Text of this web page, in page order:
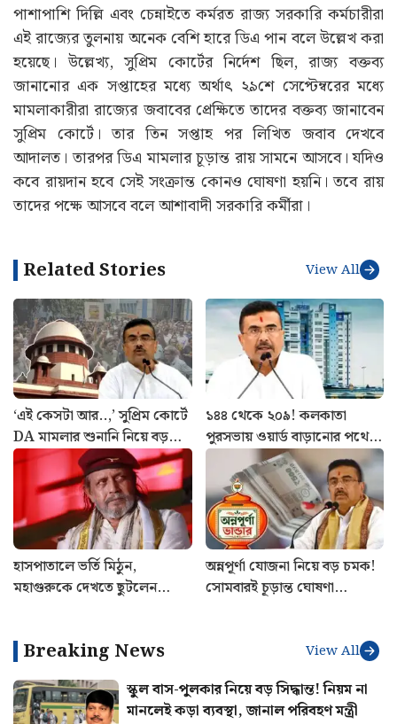
পাশাপাশি দিল্লি এবং চেন্নাইতে কর্মরত রাজ্য সরকারি কর্মচারীরা
এই রাজ্যের তুলনায় অনেক বেশি হারে ডিএ পান বলে উল্লেখ করা
হয়েছে। উল্লেখ্য, সুপ্রিম কোর্টের নির্দেশ ছিল, রাজ্য বক্তব্য
জানানোর এক সপ্তাহের মধ্যে অর্থাৎ ২৯শে সেপ্টেম্বরের মধ্যে
মামলাকারীরা রাজ্যের জবাবের প্রেক্ষিতে তাদের বক্তব্য জানাবেন
সুপ্রিম কোর্টে। তার তিন সপ্তাহ পর লিখিত জবাব দেখবে
আদালত। তারপর ডিএ মামলার চূড়ান্ত রায় সামনে আসবে। যদিও
কবে রায়দান হবে সেই সংক্রান্ত কোনও ঘোষণা হয়নি। তবে রায়
তাদের পক্ষে আসবে বলে আশাবাদী সরকারি কর্মীরা।
Related Stories View All
‘এই কেসটা আর..,’ সুপ্রিম কোর্টে
DA মামলার শুনানি নিয়ে বড়
‘সুখবর’, খুশিতে সরকারি কর্মীরা
১৪৪ থেকে ২০৯! কলকাতা
পুরসভায় ওয়ার্ড বাড়ানোর পথে
রাজ্য
হাসপাতালে ভর্তি মিঠুন,
মহাগুরুকে দেখতে ছুটলেন
অন্নপূর্ণা যোজনা নিয়ে বড় চমক!
সোমবারই চূড়ান্ত ঘোষণা
Breaking News View All
স্কুল বাস-পুলকার নিয়ে বড় সিদ্ধান্ত! নিয়ম না
মানলেই কড়া ব্যবস্থা, জানাল পরিবহণ মন্ত্রী